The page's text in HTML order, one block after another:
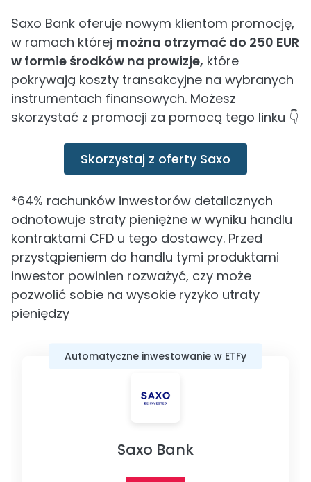
Saxo Bank oferuje nowym klientom promocję,
w ramach której można otrzymać do 250 EUR
w formie środków na prowizje, które
pokrywają koszty transakcyjne na wybranych
instrumentach finansowych. Możesz
skorzystać z promocji za pomocą tego linku 👇
Skorzystaj z oferty Saxo
*64% rachunków inwestorów detalicznych
odnotowuje straty pieniężne w wyniku handlu
kontraktami CFD u tego dostawcy. Przed
przystąpieniem do handlu tymi produktami
inwestor powinien rozważyć, czy może
pozwolić sobie na wysokie ryzyko utraty
pieniędzy
Automatyczne inwestowanie w ETFy
Saxo Bank